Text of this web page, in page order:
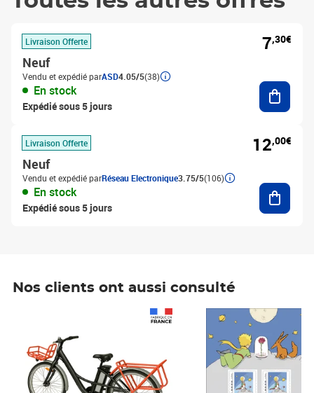
Livraison Offerte
Neuf
Vendu et expédié parASD4.05/5(38)
En stock
Expédié sous 5 jours
7,30€
Livraison Offerte
Neuf
Vendu et expédié parRéseau Electronique3.75/5(106)
En stock
Expédié sous 5 jours
12,00€
Nos clients ont aussi consulté
Prix 7,50€